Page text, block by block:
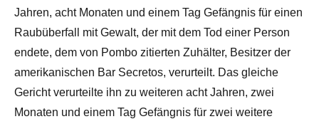
Jahren, acht Monaten und einem Tag Gefängnis für einen
Raubüberfall mit Gewalt, der mit dem Tod einer Person
endete, dem von Pombo zitierten Zuhälter, Besitzer der
amerikanischen Bar Secretos, verurteilt. Das gleiche
Gericht verurteilte ihn zu weiteren acht Jahren, zwei
Monaten und einem Tag Gefängnis für zwei weitere